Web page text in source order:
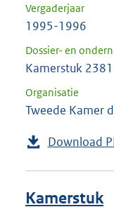
Vergaderjaar
1995-1996
Dossier- en
Kamerstuk
Organisatie
Tweede Kamer
Download
Kamerstuk